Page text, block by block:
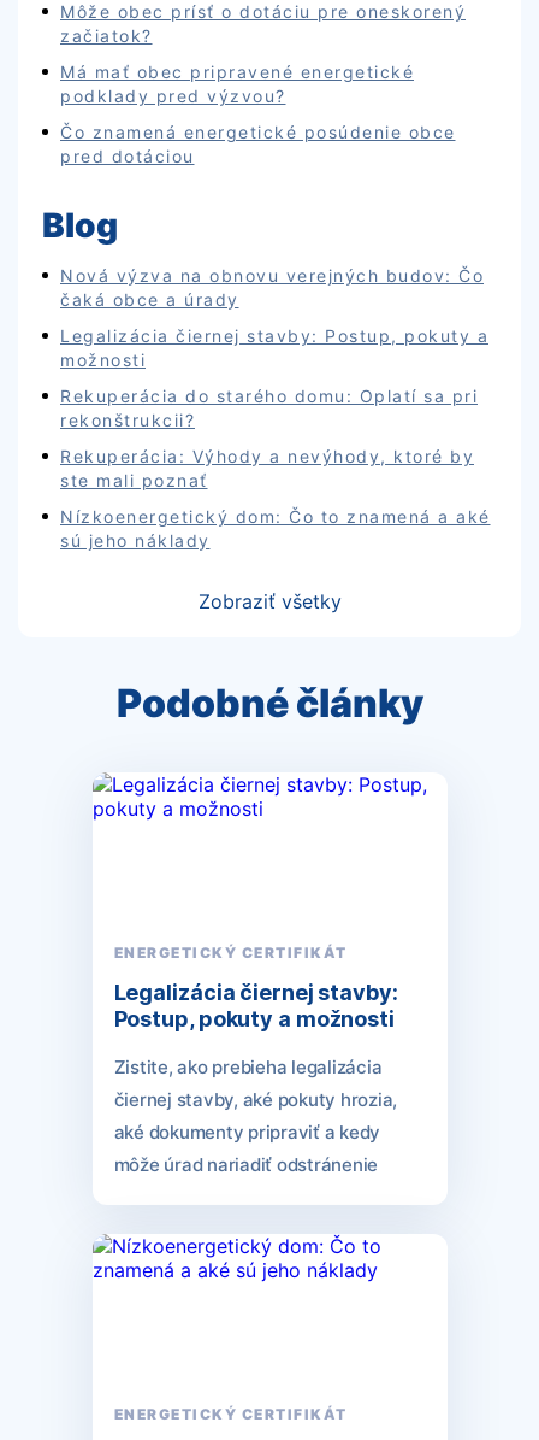
Môže obec prísť o dotáciu pre oneskorený
začiatok?
Má mať obec pripravené energetické
podklady pred výzvou?
Čo znamená energetické posúdenie obce
pred dotáciou
Blog
Nová výzva na obnovu verejných budov: Čo
čaká obce a úrady
Legalizácia čiernej stavby: Postup, pokuty a
možnosti
Rekuperácia do starého domu: Oplatí sa pri
rekonštrukcii?
Rekuperácia: Výhody a nevýhody, ktoré by
ste mali poznať
Nízkoenergetický dom: Čo to znamená a aké
sú jeho náklady
Zobraziť všetky
Podobné články
ENERGETICKÝ CERTIFIKÁT
Legalizácia čiernej stavby:
Postup, pokuty a možnosti
Zistite, ako prebieha legalizácia
čiernej stavby, aké pokuty hrozia,
aké dokumenty pripraviť a kedy
môže úrad nariadiť odstránenie
ENERGETICKÝ CERTIFIKÁT